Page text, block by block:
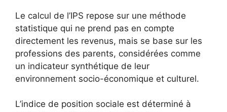
Le calcul de l’IPS repose sur une méthode
statistique qui ne prend pas en compte
directement les revenus, mais se base sur les
professions des parents, considérées comme
un indicateur synthétique de leur
environnement socio-économique et culturel.
L’indice de position sociale est déterminé à